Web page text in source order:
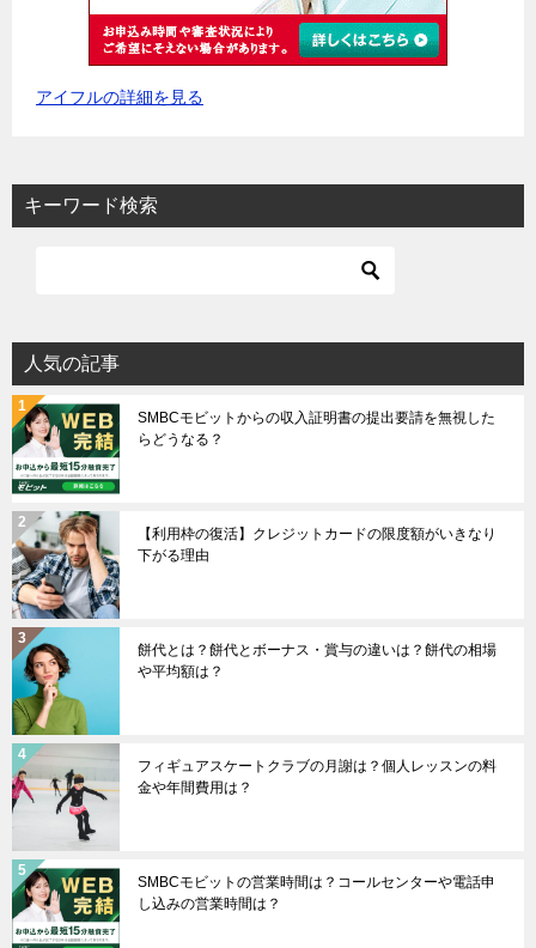
アイフルの詳細を見る
キーワード検索
人気の記事
SMBCモビットからの収入証明書の提出要請を無視した
らどうなる？
【利用枠の復活】クレジットカードの限度額がいきなり
下がる理由
餅代とは？餅代とボーナス・賞与の違いは？餅代の相場
や平均額は？
フィギュアスケートクラブの月謝は？個人レッスンの料
金や年間費用は？
SMBCモビットの営業時間は？コールセンターや電話申
し込みの営業時間は？